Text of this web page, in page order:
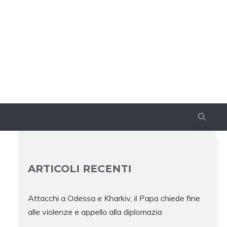
ARTICOLI RECENTI
Attacchi a Odessa e Kharkiv, il Papa chiede fine
alle violenze e appello alla diplomazia